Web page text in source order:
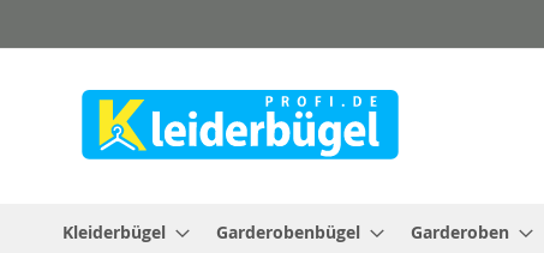
zum
Kleiderbügel Garderobenbügel Garderoben